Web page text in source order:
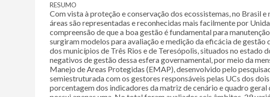
RESUMO
Com vista à proteção e conservação dos ecossistemas, no Brasil
áreas são representadas e reconhecidas mais facilmente por
compreensão de que a boa gestão é fundamental para
surgiram modelos para avaliação e medição da eficácia de
dos municípios de Três Rios e de Teresópolis, situados no
negativos de gestão dessa esfera governamental, por meio da
Manejo de Areas Protegidas (EMAP), desenvolvido pelo
semiestruturada com os gestores responsáveis pelas UCs dos
porcentagem dos indicadores da matriz de cenário e quadro